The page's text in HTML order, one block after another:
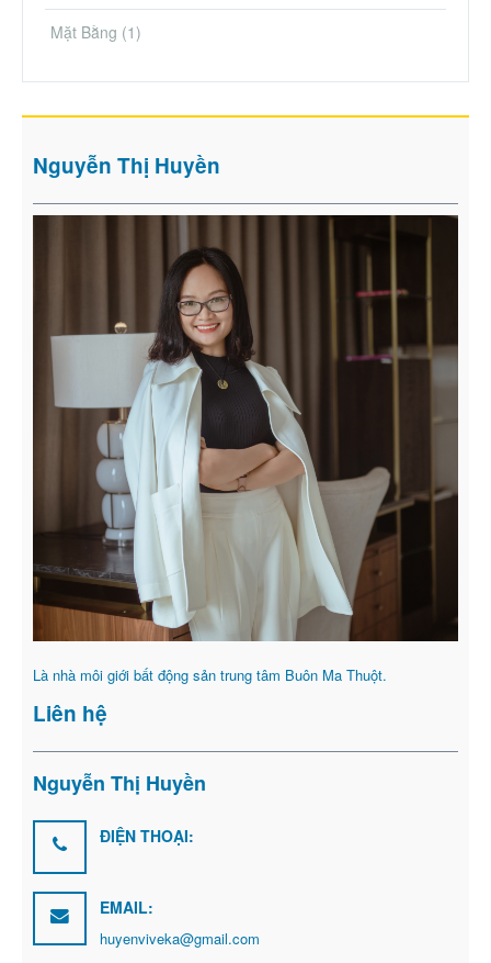
Mặt Bằng (1)
Nguyễn Thị Huyền
Là nhà môi giới bất động sản trung tâm Buôn Ma Thuột.
Liên hệ
Nguyễn Thị Huyền
ĐIỆN THOẠI:
EMAIL:
huyenviveka@gmail.com